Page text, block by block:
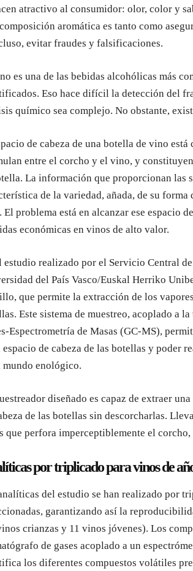
atractivo al consumidor: olor, color y
aromática es tanto como
evitar fraudes y falsificaciones.
es una de las bebidas alcohólicas más
Eso hace difícil la detección del
químico sea complejo. No obstante,
de cabeza de una botella de vino
entre el corcho y el vino, y
La información que proporcionan las
de la variedad, añada, de su
El problema está en alcanzar ese espacio
económicas en vinos de alto valor.
estudio realizado por el Servicio Central
del País Vasco/Euskal Herriko
que permite la extracción de los
Este sistema de muestreo, acoplado a
Espectrometría de Masas (GC-MS),
espacio de cabeza de las botellas y poder
mundo enológico.
diseñado es capaz de extraer
de las botellas sin descorcharlas.
que perfora imperceptiblemente el
por triplicado para vinos de
del estudio se han realizado por
garantizando así la
crianzas y 11 vinos jóvenes). Los
de gases acoplado a un
los diferentes compuestos volátiles